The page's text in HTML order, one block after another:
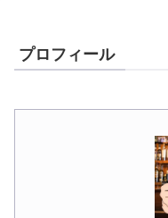
プロフィール